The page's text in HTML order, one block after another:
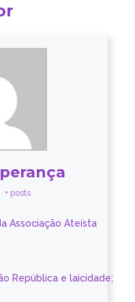
+ posts
Associação Ateísta
República e laicidade;